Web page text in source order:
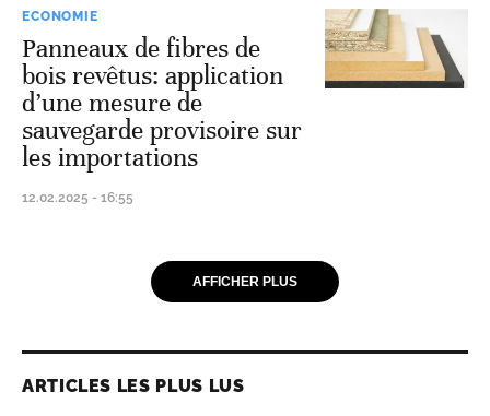
ECONOMIE
Panneaux de fibres de
bois revêtus: application
d’une mesure de
sauvegarde provisoire sur
les importations
12.02.2025 - 16:55
AFFICHER PLUS
ARTICLES LES PLUS LUS